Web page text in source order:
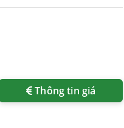
Thông tin giá